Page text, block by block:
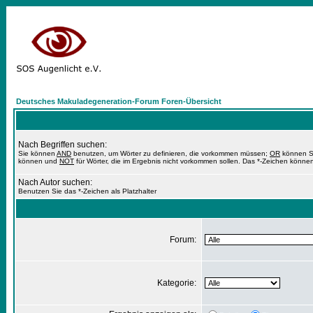
Deutsches Makuladegeneration-Forum Foren-Übersicht
Nach Begriffen suchen:
Sie können AND benutzen, um Wörter zu definieren, die vorkommen müssen; OR können
können und NOT für Wörter, die im Ergebnis nicht vorkommen sollen. Das *-Zeichen
Nach Autor suchen:
Benutzen Sie das *-Zeichen als Platzhalter
Forum:
Kategorie: